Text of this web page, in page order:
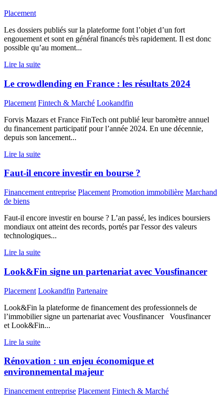
Placement
Les dossiers publiés sur la plateforme font l’objet d’un fort
engouement et sont en général financés très rapidement. Il est donc
possible qu’au moment...
Lire la suite
Le crowdlending en France : les résultats 2024
Placement Fintech & Marché Lookandfin
Forvis Mazars et France FinTech ont publié leur baromètre annuel
du financement participatif pour l’année 2024. En une décennie,
depuis son lancement...
Lire la suite
Faut-il encore investir en bourse ?
Financement entreprise Placement Promotion immobilière Marchand
de biens
Faut-il encore investir en bourse ? L’an passé, les indices boursiers
mondiaux ont atteint des records, portés par l'essor des valeurs
technologiques...
Lire la suite
Look&Fin signe un partenariat avec Vousfinancer
Placement Lookandfin Partenaire
Look&Fin la plateforme de financement des professionnels de
l’immobilier signe un partenariat avec Vousfinancer Vousfinancer
et Look&Fin...
Lire la suite
Rénovation : un enjeu économique et
environnemental majeur
Financement entreprise Placement Fintech & Marché